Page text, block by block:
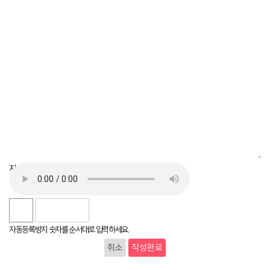
자동등록방지
자동등록방지 숫자를 순서대로 입력하세요.
취소